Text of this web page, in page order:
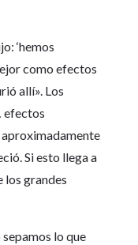
‘hemos
como efectos
allí». Los
efectos
aproximadamente
Si esto llega a
los grandes
lo que